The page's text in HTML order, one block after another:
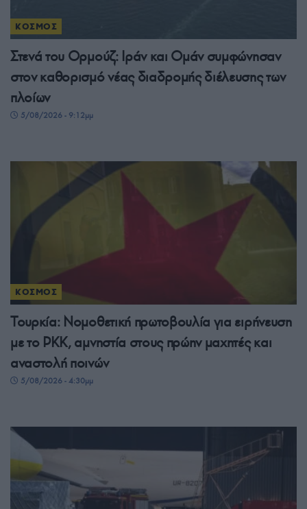
ΚΟΣΜΟΣ
Στενά του Ορμούζ: Ιράν και Ομάν συμφώνησαν
στον καθορισμό νέας διαδρομής διέλευσης των
πλοίων
5/08/2026 - 9:12μμ
ΚΟΣΜΟΣ
Τουρκία: Νομοθετική πρωτοβουλία για ειρήνευση
με το PKK, αμνηστία στους πρώην μαχητές και
αναστολή ποινών
5/08/2026 - 4:30μμ